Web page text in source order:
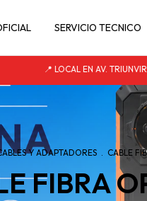
SERVICIO TECNICO
📍 LOCAL EN AV.
Y ADAPTADORES CABLE
FIBRA